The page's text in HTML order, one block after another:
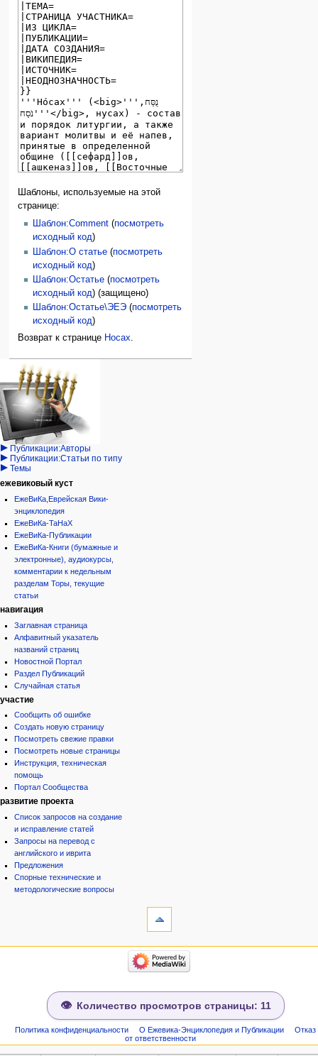
Шаблоны, используемые на этой
странице:
Шаблон:Comment(посмотреть
исходный код)
Шаблон:О статье(посмотреть
исходный код)
Шаблон:Остатье(посмотреть
исходный код) (защищено)
Шаблон:Остатье\ЭЕЭ(посмотреть
исходный код)
Возврат к странице Носах.
Навигация
персональные инструменты
войти
запрос
учётной
записи
категории
Израиль:Страна и
государство
Иудаизм
Народ
Проекты
Проекты/Участники/
дополнения
Публикации:Авторы
Публикации:Статьи по типу
Темы
ежевиковый куст
ЕжеВиКа,Еврейская Вики-
энциклопедия
ЕжеВиКа-ТаНаХ
ЕжеВиКа-Публикации
ЕжеВиКа-Книги (бумажные и
электронные), аудиокурсы,
комментарии к недельным
разделам Торы, текущие
статьи
навигация
Заглавная страница
Алфавитный указатель
названий страниц
Новостной Портал
Раздел Публикаций
Случайная статья
участие
Сообщить об ошибке
Создать новую страницу
Посмотреть свежие правки
Посмотреть новые страницы
Инструкция, техническая
помощь
Портал Сообщества
развитие проекта
Список запросов на создание
и исправление статей
Запросы на перевод с
английского и иврита
Предложения
Спорные технические и
методологические вопросы
о странице
категории
Проекты/Участники/
Публикации:Авторы
Количество просмотров страницы: 11
Политика конфиденциальности О Ежевика-Энциклопедия и Публикации
Отказ
от ответственности